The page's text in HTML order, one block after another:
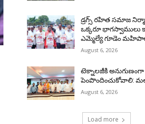
డ్రగ్స్ రహిత సమాజ
ఒక్కరూ భాగస్వాములు
ఎమ్మెల్యే గూడెం మహిపాల్
August 6, 2026
టెక్నాలజీకి
పెంపొందించుకోవాలి:
August 6, 2026
Load more